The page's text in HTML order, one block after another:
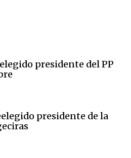
presidente del PP
presidente de la